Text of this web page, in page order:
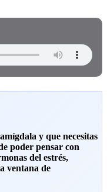
y que necesitas
poder pensar con
del estrés,
ventana de